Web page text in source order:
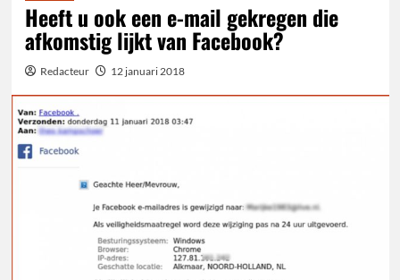
Heeft u ook een e-mail gekregen die
afkomstig lijkt van Facebook?
Redacteur 12 januari 2018